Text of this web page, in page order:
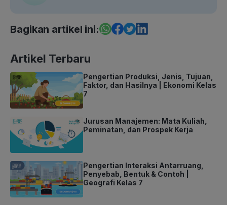
Bagikan artikel ini:
Artikel Terbaru
Pengertian Produksi, Jenis, Tujuan,
Faktor, dan Hasilnya | Ekonomi Kelas
7
Jurusan Manajemen: Mata Kuliah,
Peminatan, dan Prospek Kerja
Pengertian Interaksi Antarruang,
Penyebab, Bentuk & Contoh |
Geografi Kelas 7